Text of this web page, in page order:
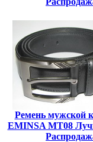
Ремень мужской
EMINSA MT08